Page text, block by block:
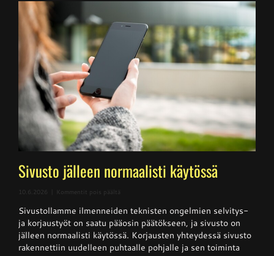
Sivusto jälleen normaalisti käytössä
10.6.2026 Kommentit pois päältä
jälleen
normaalisti
käytössä
Sivustollamme ilmenneiden teknisten ongelmien selvitys-
ja korjaustyöt on saatu pääosin päätökseen, ja sivusto on
jälleen normaalisti käytössä. Korjausten yhteydessä sivusto
rakennettiin uudelleen puhtaalle pohjalle ja sen toiminta